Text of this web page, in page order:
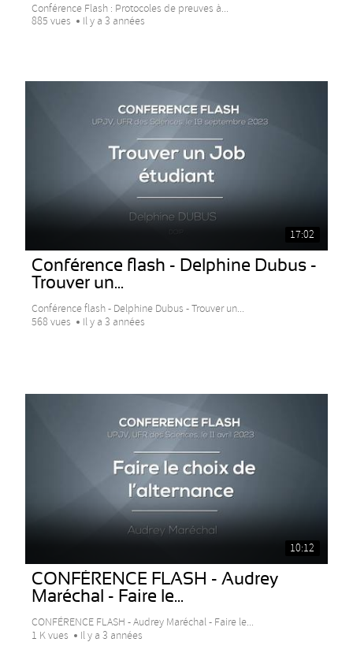
Conférence Flash : Protocoles de preuves à...
885 vues
Il y a 3 années
17:02
Conférence flash - Delphine Dubus -
Trouver un...
Conférence flash - Delphine Dubus - Trouver un...
568 vues
Il y a 3 années
10:12
CONFÉRENCE FLASH - Audrey
Maréchal - Faire le...
CONFÉRENCE FLASH - Audrey Maréchal - Faire le...
1 K vues
Il y a 3 années